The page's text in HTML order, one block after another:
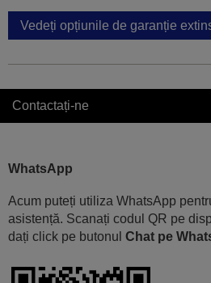
Vedeți opțiunile de garanție
Contactați-ne
WhatsApp
Acum puteți utiliza WhatsApp
asistență. Scanați codul QR pe
dați click pe butonul Chat pe